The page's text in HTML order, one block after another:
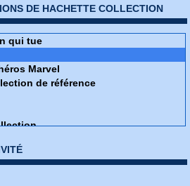
- 1956-1958
- 1958 -1961
- 1961-1963
- 1963-1965
- 1965-1967
- 1967-1970
- 1970-1973
- 1973-1974
- 1974-1975
- 1978-1981
- 1981-1984
- 1984-1986
DE HACHETTE COLLECTION
qui tue
Marvel
de référence
La collection